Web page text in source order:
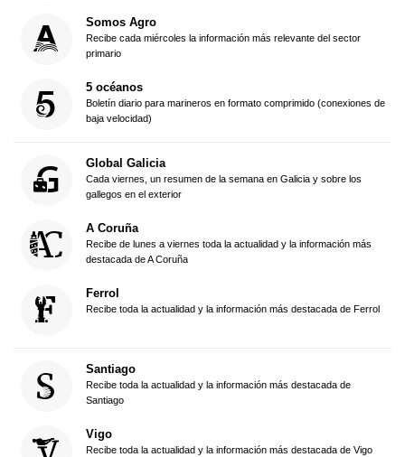
Somos Agro
Recibe cada miércoles la información más relevante del sector
primario
5 océanos
Boletín diario para marineros en formato comprimido (conexiones de
baja velocidad)
Global Galicia
Cada viernes, un resumen de la semana en Galicia y sobre los
gallegos en el exterior
A Coruña
Recibe de lunes a viernes toda la actualidad y la información más
destacada de A Coruña
Ferrol
Recibe toda la actualidad y la información más destacada de Ferrol
Santiago
Recibe toda la actualidad y la información más destacada de
Santiago
Vigo
Recibe toda la actualidad y la información más destacada de Vigo